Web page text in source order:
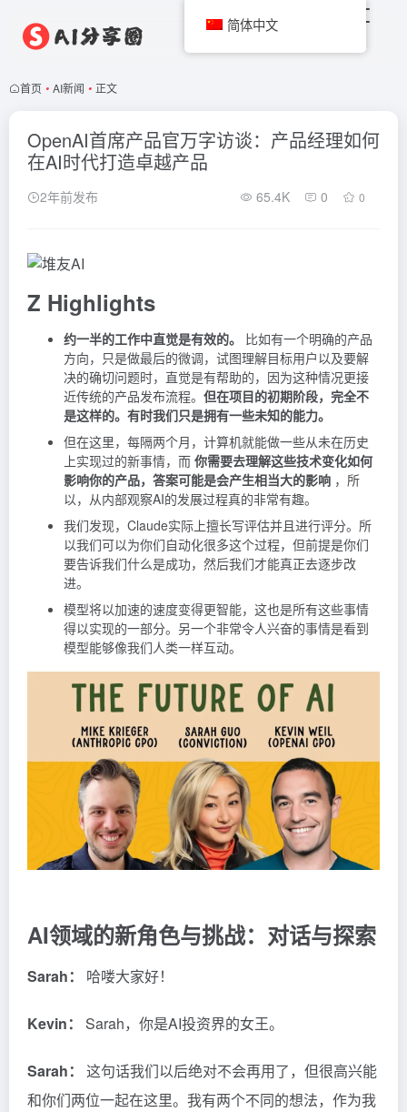
首页 • AI新闻 • 正文
OpenAI首席产品官万字访谈：产品经理如何
在AI时代打造卓越产品
2年前发布 65.4K 0 0
Z Highlights
约一半的工作中直觉是有效的。
比如有一个明确的产品
方向，只是做最后的微调，试图理解目标用户以及要解
决的确切问题时，直觉是有帮助的，因为这种情况更接
近传统的产品发布流程。 但在项目的初期阶段，完全不
是这样的。有时我们只是拥有一些未知的能力。
但在这里，每隔两个月，计算机就能做一些从未在历史
上实现过的新事情，而 你需要去理解这些技术变化如何
影响你的产品，答案可能是会产生相当大的影响 ，所
以，从内部观察AI的发展过程真的非常有趣。
我们发现，Claude实际上擅长写评估并且进行评分。所
以我们可以为你们自动化很多这个过程，但前提是你们
要告诉我们什么是成功，然后我们才能真正去逐步改
进。
模型将以加速的速度变得更智能，这也是所有这些事情
得以实现的一部分。另一个非常令人兴奋的事情是看到
模型能够像我们人类一样互动。
AI领域的新角色与挑战：对话与探索
Sarah： 哈喽大家好！
Kevin： Sarah，你是AI投资界的女王。
Sarah：
这句话我们以后绝对不会再用了，但很高兴能
和你们两位一起在这里。我有两个不同的想法，作为我
简体中文